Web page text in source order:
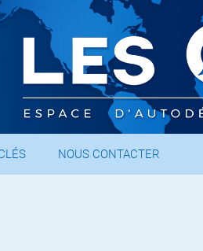
NOUS CONTACTER